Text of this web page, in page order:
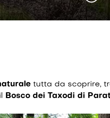
tutta da scoprire,
Bosco dei Taxodi di